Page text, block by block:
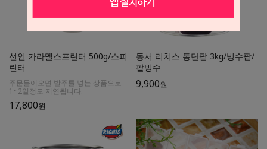
선인 카라멜스프린터 500g/스피
린터
주문들어오면 발주를 넣는 상품으로
1~2일정도 지연됩니다.
17,800원
동서 리치스 통단팥 3kg/빙수팥/
팥빙수
9,900원